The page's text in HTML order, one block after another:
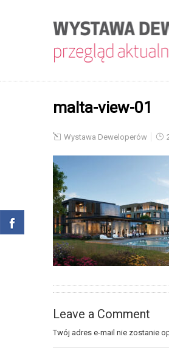
malta-view-01
Wystawa Deweloperów
Leave a Comment
Twój adres e-mail nie zostanie